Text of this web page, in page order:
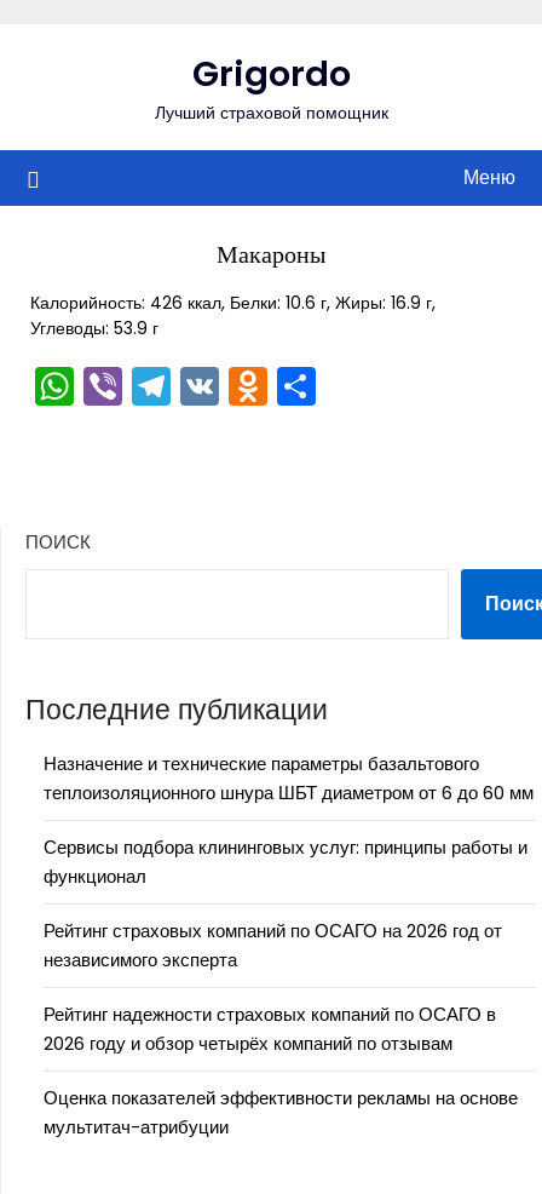
Grigordo
Лучший страховой помощник
Меню
Макароны
Калорийность: 426 ккал, Белки: 10.6 г, Жиры: 16.9 г,
Углеводы: 53.9 г
WhatsApp
ViberTelegram
VKOdnoklassniki
ПОИСК
Последние публикации
Назначение и технические параметры базальтового
теплоизоляционного шнура ШБТ диаметром от 6 до 60 мм
Сервисы подбора клининговых услуг: принципы работы и
функционал
Рейтинг страховых компаний по ОСАГО на 2026 год от
независимого эксперта
Рейтинг надежности страховых компаний по ОСАГО в
2026 году и обзор четырёх компаний по отзывам
Оценка показателей эффективности рекламы на основе
мультитач-атрибуции